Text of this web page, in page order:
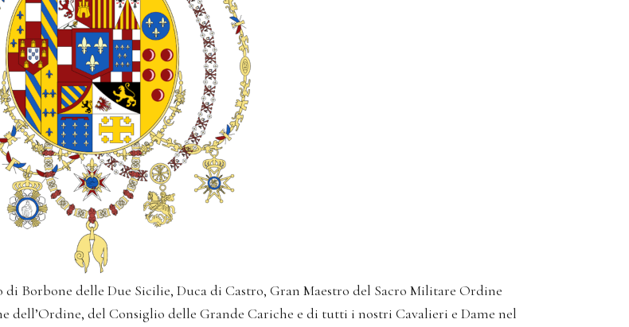
di Borbone delle Due Sicilie, Duca di Castro, Gran Maestro del Sacro Militare Ordine
dell’Ordine, del Consiglio delle Grande Cariche e di tutti i nostri Cavalieri e Dame nel